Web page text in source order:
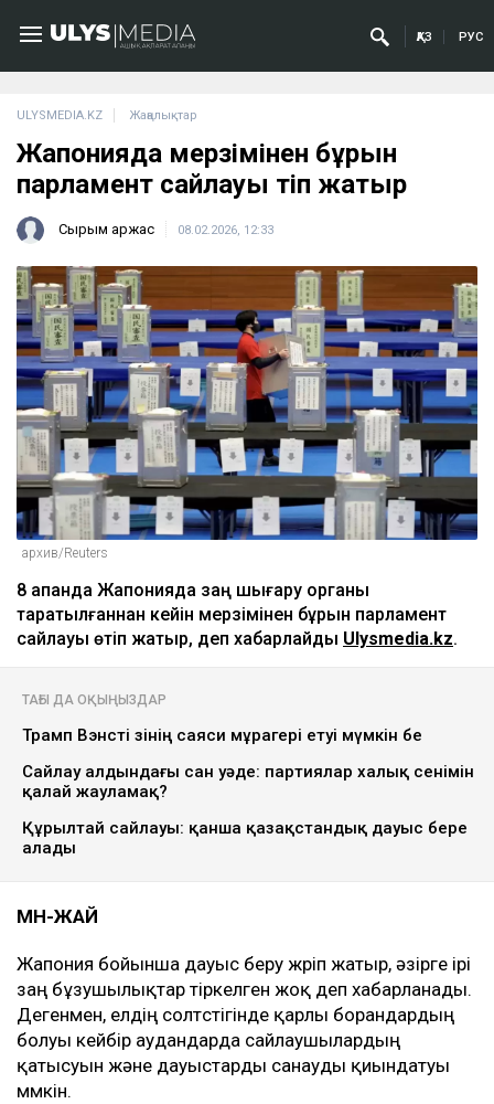
ҚАЗ РУС
ULYSMEDIA.KZ Жаңалықтар
Жапонияда мерзімінен бұрын
парламент сайлауы өтіп жатыр
Сырым Қаржас 08.02.2026, 12:33
архив/Reuters
8 ақпанда Жапонияда заң шығару органы
таратылғаннан кейін мерзімінен бұрын парламент
сайлауы өтіп жатыр, деп хабарлайды Ulysmedia.kz.
ТАҒЫ ДА ОҚЫҢЫЗДАР
Трамп Вэнсті өзінің саяси мұрагері етуі мүмкін бе
Сайлау алдындағы сан уәде: партиялар халық сенімін
қалай жауламақ?
Құрылтай сайлауы: қанша қазақстандық дауыс бере
алады
МӘН-ЖАЙ
Жапония бойынша дауыс беру жүріп жатыр, әзірге ірі
заң бұзушылықтар тіркелген жоқ деп хабарланады.
Дегенмен, елдің солтүстігінде қарлы борандардың
болуы кейбір аудандарда сайлаушылардың
қатысуын және дауыстарды санауды қиындатуы
мүмкін.